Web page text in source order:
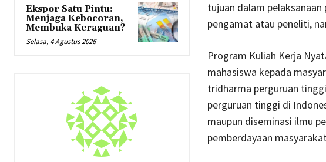
Ekspor Satu Pintu:
Menjaga Kebocoran,
Membuka Keraguan?
Selasa, 4 Agustus 2026
tujuan dalam
pengamat atau peneliti,
Program Kuliah Kerja
mahasiswa kepada
tridharma perguruan
perguruan tinggi di
maupun diseminasi ilmu
pemberdayaan